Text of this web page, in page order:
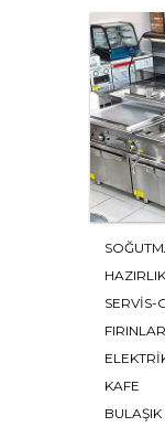
HAZIRLIK
SERVİS-
FIRINLAR
KAFE